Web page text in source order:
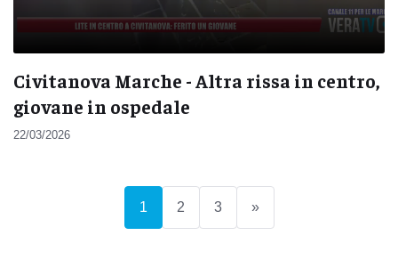
Civitanova Marche - Altra rissa in centro,
giovane in ospedale
22/03/2026
1 (current)
2 3 »